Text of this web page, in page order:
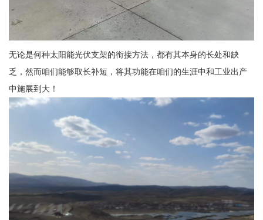
无论是何种太阳能光伏支架的衔接方法，都有其本身的长处和缺
乏，然而咱们能够取长补短，将其功能在咱们的生涯中和工业出产
中施展到大！